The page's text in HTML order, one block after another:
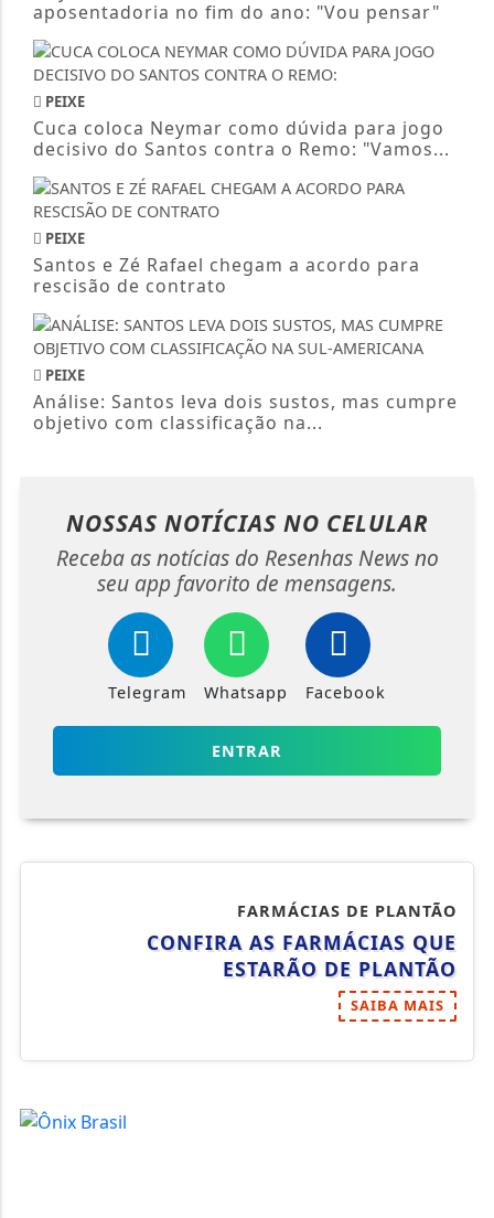
aposentadoria no fim do ano: "Vou pensar"
PEIXE
Cuca coloca Neymar como dúvida para jogo
decisivo do Santos contra o Remo: "Vamos...
PEIXE
Santos e Zé Rafael chegam a acordo para
rescisão de contrato
PEIXE
Análise: Santos leva dois sustos, mas cumpre
objetivo com classificação na...
NOSSAS NOTÍCIAS NO CELULAR
Receba as notícias do Resenhas News no
seu app favorito de mensagens.
Telegram Whatsapp Facebook
ENTRAR
FARMÁCIAS DE PLANTÃO
CONFIRA AS FARMÁCIAS QUE
ESTARÃO DE PLANTÃO
SAIBA MAIS